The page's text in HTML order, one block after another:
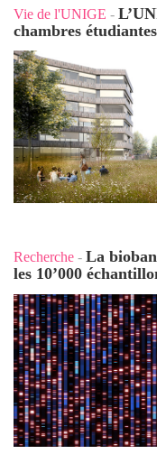
Vie de l'UNIGE -
chambres
Recherche - La
les 10’000